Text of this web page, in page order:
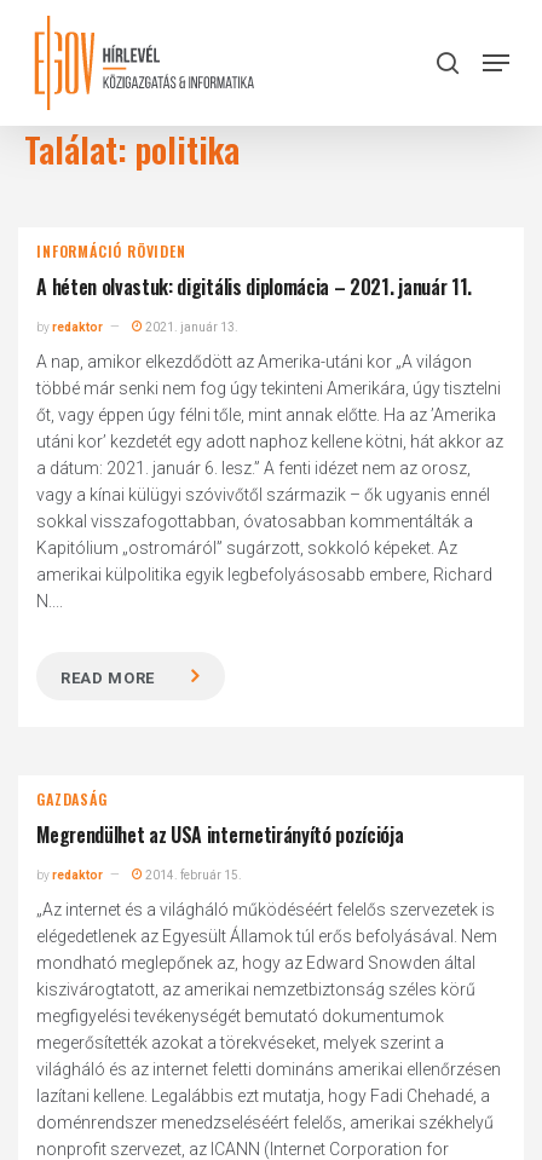
content
search
Menu
Találat: politika
INFORMÁCIÓ RÖVIDEN
A héten olvastuk: digitális diplomácia – 2021. január 11.
byredaktor 2021. január 13.
A nap, amikor elkezdődött az Amerika-utáni kor „A világon
többé már senki nem fog úgy tekinteni Amerikára, úgy tisztelni
őt, vagy éppen úgy félni tőle, mint annak előtte. Ha az ’Amerika
utáni kor’ kezdetét egy adott naphoz kellene kötni, hát akkor az
a dátum: 2021. január 6. lesz.” A fenti idézet nem az orosz,
vagy a kínai külügyi szóvivőtől származik – ők ugyanis ennél
sokkal visszafogottabban, óvatosabban kommentálták a
Kapitólium „ostromáról” sugárzott, sokkoló képeket. Az
amerikai külpolitika egyik legbefolyásosabb embere, Richard
N....
READ MORE
GAZDASÁG
Megrendülhet az USA internetirányító pozíciója
byredaktor 2014. február 15.
„Az internet és a világháló működéséért felelős szervezetek is
elégedetlenek az Egyesült Államok túl erős befolyásával. Nem
mondható meglepőnek az, hogy az Edward Snowden által
kiszivárogtatott, az amerikai nemzetbiztonság széles körű
megfigyelési tevékenységét bemutató dokumentumok
megerősítették azokat a törekvéseket, melyek szerint a
világháló és az internet feletti domináns amerikai ellenőrzésen
lazítani kellene. Legalábbis ezt mutatja, hogy Fadi Chehadé, a
doménrendszer menedzseléséért felelős, amerikai székhelyű
nonprofit szervezet, az ICANN (Internet Corporation for
Close